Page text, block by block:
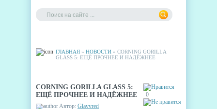
ГЛАВНАЯ » НОВОСТИ » CORNING GORILLA
GLASS 5: ЕЩЁ ПРОЧНЕЕ И НАДЁЖНЕЕ
0
CORNING GORILLA GLASS 5:
ЕЩЁ ПРОЧНЕЕ И НАДЁЖНЕЕ
Автор: Glavvred